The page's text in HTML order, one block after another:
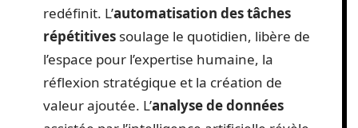
redéfinit. L’automatisation des tâches
répétitives soulage le quotidien, libère de
l’espace pour l’expertise humaine, la
réflexion stratégique et la création de
valeur ajoutée. L’analyse de données